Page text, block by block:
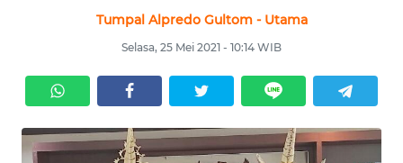
Tumpal Alpredo Gultom - Utama
Selasa, 25 Mei 2021 - 10:14 WIB
KHAS